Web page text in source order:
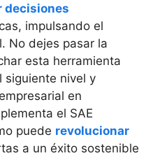
decisiones
impulsando el
No dejes pasar la
esta herramienta
siguiente nivel y
en
el SAE
puede revolucionar
a un éxito sostenible